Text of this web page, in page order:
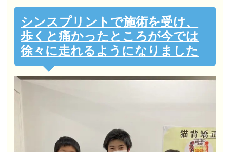
シンスプリントで施術を受け、
歩くと痛かったところが今では
徐々に走れるようになりました